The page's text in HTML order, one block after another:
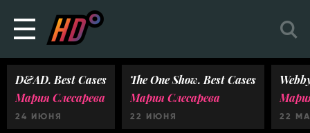
D&AD. Best Cases
Мария Слесарева
24 ИЮНЯ
The One Show. Best Cases
Мария Слесарева
22 ИЮНЯ 22